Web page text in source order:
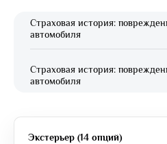
Страховая история:
автомобиля
Страховая история:
автомобиля
Экстерьер (14 опций)